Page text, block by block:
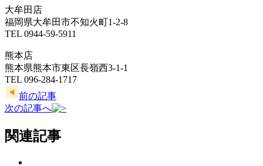
大牟田店
福岡県大牟田市不知火町1-2-8
TEL 0944-59-5911
熊本店
熊本県熊本市東区長嶺西3-1-1
TEL 096-284-1717
前の記事
次の記事へ
関連記事